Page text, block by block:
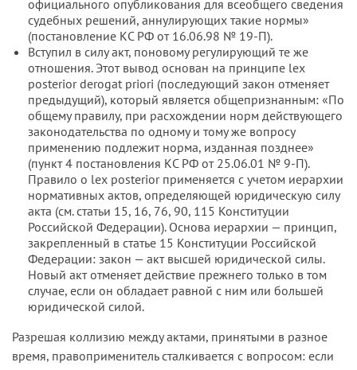
официального опубликования для всеобщего сведения
судебных решений, аннулирующих такие нормы»
(постановление КС РФ от 16.06.98 № 19-П).
Вступил в силу акт, поновому регулирующий те же
отношения. Этот вывод основан на принципе lex
posterior derogat priori (последующий закон отменяет
предыдущий), который является общепризнанным: «По
общему правилу, при расхождении норм действующего
законодательства по одному и тому же вопросу
применению подлежит норма, изданная позднее»
(пункт 4 постановления КС РФ от 25.06.01 № 9-П).
Правило о lex posterior применяется с учетом иерархии
нормативных актов, определяющей юридическую силу
акта (см. статьи 15, 16, 76, 90, 115 Конституции
Российской Федерации). Основа иерархии — принцип,
закрепленный в статье 15 Конституции Российской
Федерации: закон — акт высшей юридической силы.
Новый акт отменяет действие прежнего только в том
случае, если он обладает равной с ним или большей
юридической силой.
Разрешая коллизию между актами, принятыми в разное
время, правоприменитель сталкивается с вопросом: если